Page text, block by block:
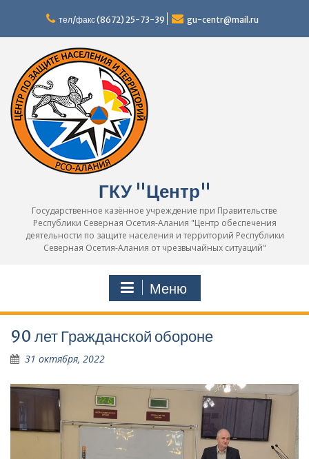
содержимому
тел/факс (8672) 25-73-39 gu-centr@mail.ru
ГКУ "Центр"
Государственное казённое учреждение при Правительстве
Республики Северная Осетия-Алания "Центр обеспечения
деятельности по защите населения и территорий Республики
Северная Осетия-Алания от чрезвычайных ситуаций"
Меню
90 лет Гражданской обороне
31 октября, 2022